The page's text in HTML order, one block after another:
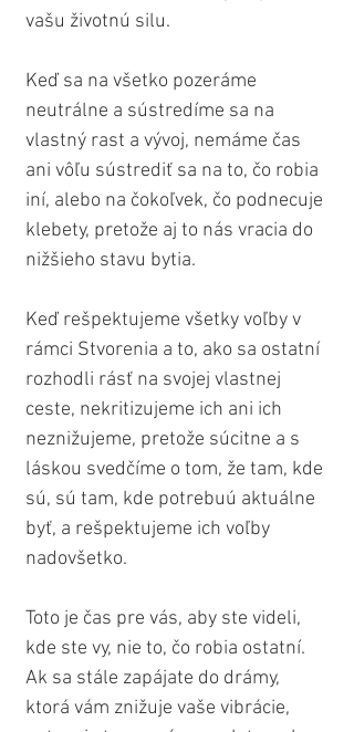
vašu životnú silu.
Keď sa na všetko pozeráme
neutrálne a sústredíme sa na
vlastný rast a vývoj, nemáme čas
ani vôľu sústrediť sa na to, čo robia
iní, alebo na čokoľvek, čo podnecuje
klebety, pretože aj to nás vracia do
nižšieho stavu bytia.
Keď rešpektujeme všetky voľby v
rámci Stvorenia a to, ako sa ostatní
rozhodli rásť na svojej vlastnej
ceste, nekritizujeme ich ani ich
neznižujeme, pretože súcitne a s
láskou svedčíme o tom, že tam, kde
sú, sú tam, kde potrebuú aktuálne
byť, a rešpektujeme ich voľby
nadovšetko.
Toto je čas pre vás, aby ste videli,
kde ste vy, nie to, čo robia ostatní.
Ak sa stále zapájate do drámy,
ktorá vám znižuje vaše vibrácie,